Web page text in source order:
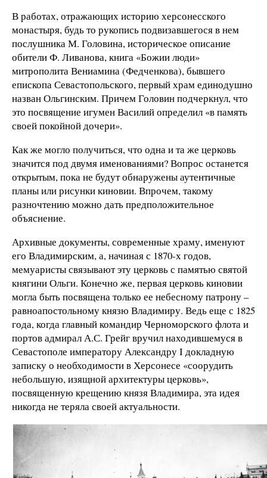
В работах, отражающих историю херсонесского
монастыря, будь то рукопись подвизавшегося в нем
послушника М. Головина, историческое описание
обители Ф. Ливанова, книга «Божии люди»
митрополита Вениамина (Федченкова), бывшего
епископа Севастопольского, первый храм единодушно
назван Ольгинским. Причем Головин подчеркнул, что
это посвящение игумен Василий определил «в память
своей покойной дочери».
Как же могло получиться, что одна и та же церковь
значится под двумя именованиями? Вопрос останется
открытым, пока не будут обнаружены аутентичные
планы или рисунки киновии. Впрочем, такому
разночтению можно дать предположительное
объяснение.
Архивные документы, современные храму, именуют
его Владимирским, а, начиная с 1870-х годов,
мемуаристы связывают эту церковь с памятью святой
княгини Ольги. Конечно же, первая церковь киновии
могла быть посвящена только ее небесному патрону –
равноапостольному князю Владимиру. Ведь еще с 1825
года, когда главный командир Черноморского флота и
портов адмирал А.С. Грейг вручил находившемуся в
Севастополе императору Александру I докладную
записку о необходимости в Херсонесе «соорудить
небольшую, изящной архитектуры церковь»,
посвященную крещению князя Владимира, эта идея
никогда не теряла своей актуальности.